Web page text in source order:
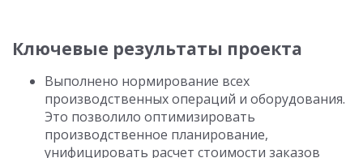
Ключевые результаты проекта
Выполнено нормирование всех
производственных операций и оборудования.
Это позволило оптимизировать
производственное планирование,
унифицировать расчет стоимости заказов